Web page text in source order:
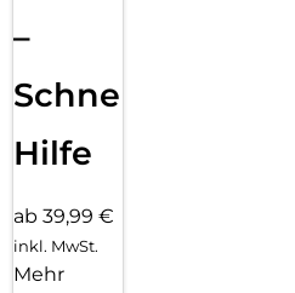
–
Schnelle
Hilfe
ab 39,99 €
inkl. MwSt.
Mehr